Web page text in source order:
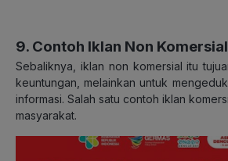
9. Contoh Iklan Non Komersial
Sebaliknya, iklan non komersial itu
keuntungan, melainkan untuk
informasi. Salah satu contoh iklan
masyarakat.